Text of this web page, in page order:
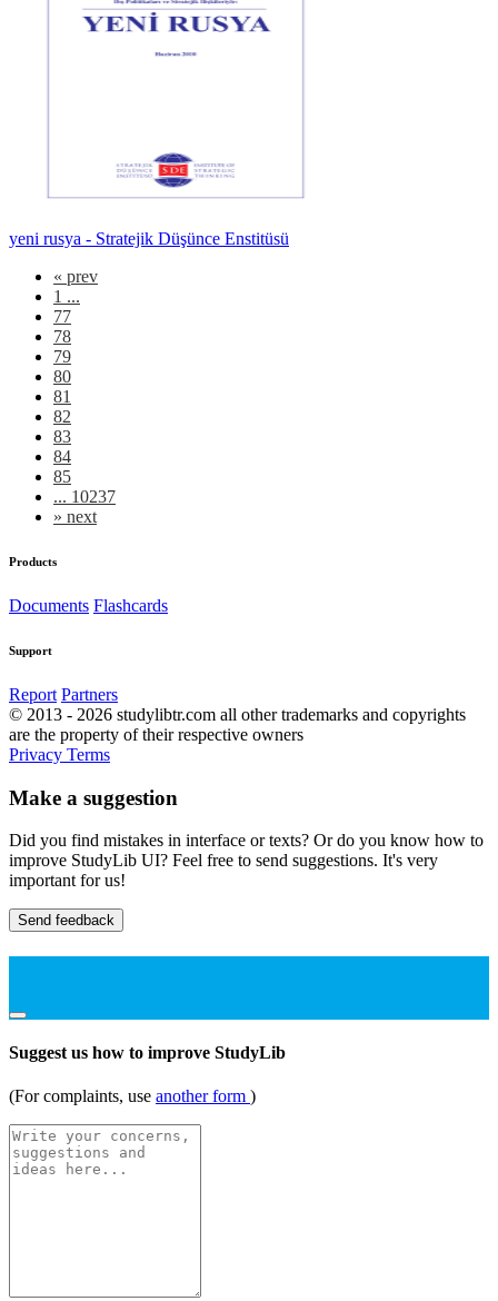
yeni rusya - Stratejik Düşünce Enstitüsü
« prev
1 ...
77
78
79
80
81
82
83
84
85
... 10237
» next
Products
Documents Flashcards
Support
Report Partners
© 2013 - 2026 studylibtr.com all other trademarks and copyrights
are the property of their respective owners
Privacy Terms
Make a suggestion
Did you find mistakes in interface or texts? Or do you know how to
improve StudyLib UI? Feel free to send suggestions. It's very
important for us!
Send feedback
Suggest us how to improve StudyLib
(For complaints, use another form )